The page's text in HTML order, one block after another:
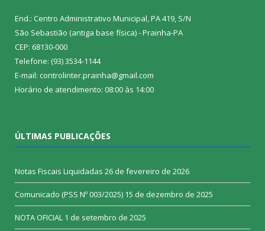
End.: Centro Administrativo Municipal, PA 419, S/N
São Sebastião (antiga base física) - Prainha-PA
CEP: 68130-000
Telefone: (93) 3534-1144
E-mail: controlinter.prainha@gmail.com
Horário de atendimento: 08:00 às 14:00
ÚLTIMAS PUBLICAÇÕES
Notas Fiscais Liquidadas 26 de fevereiro de 2026
Comunicado (PSS Nº 003/2025) 15 de dezembro de 2025
NOTA OFICIAL 1 de setembro de 2025